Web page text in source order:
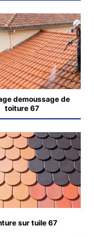
demoussage de
toiture 67
sur tuile 67